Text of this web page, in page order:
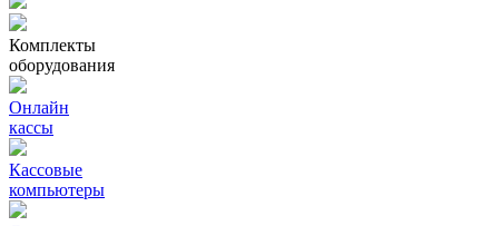
Комплекты
оборудования
Онлайн
кассы
Кассовые
компьютеры